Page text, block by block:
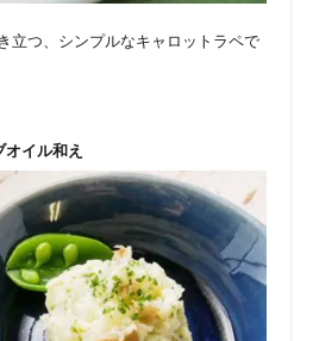
立つ、シンプルなキャロットラペで
イル和え